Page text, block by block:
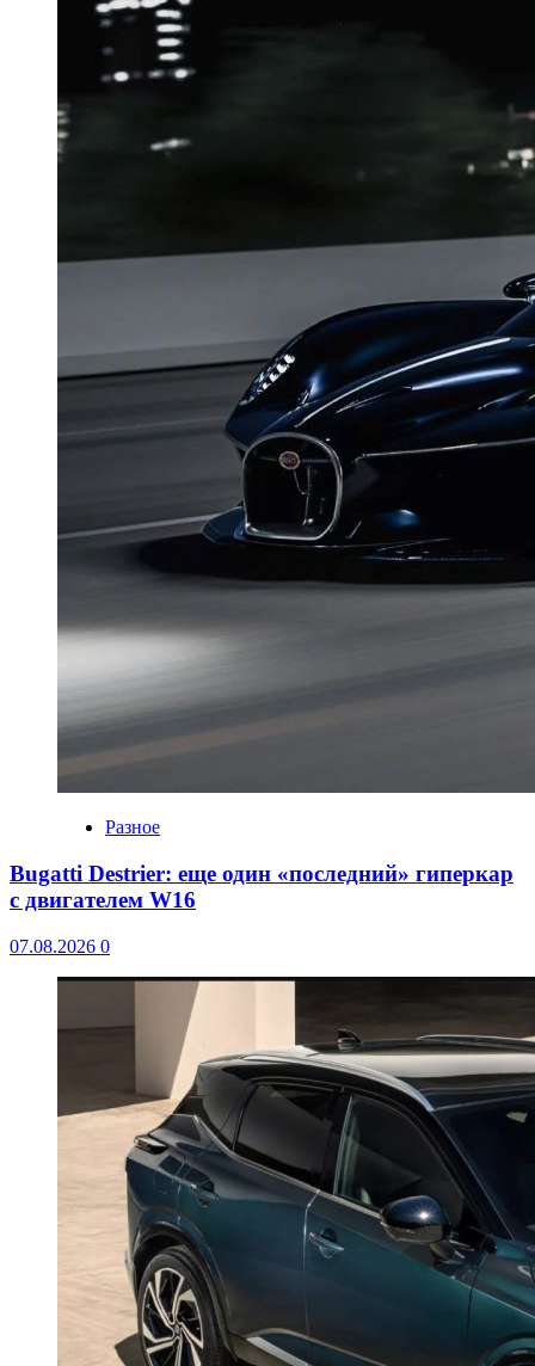
Разное
Bugatti Destrier: еще один «последний» гиперкар
с двигателем W16
07.08.2026 0